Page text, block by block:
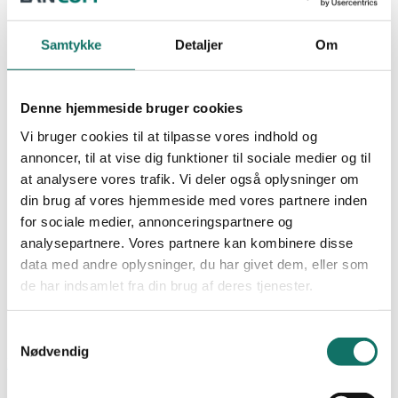
Samtykke Detaljer Om
Denne hjemmeside bruger cookies
Vi bruger cookies til at tilpasse vores indhold og
annoncer, til at vise dig funktioner til sociale medier og til
at analysere vores trafik. Vi deler også oplysninger om
din brug af vores hjemmeside med vores partnere inden
for sociale medier, annonceringspartnere og
analysepartnere. Vores partnere kan kombinere disse
data med andre oplysninger, du har givet dem, eller som
de har indsamlet fra din brug af deres tjenester.
Nødvendig
Favoritter
Bliv kunde
0,00kr. 0
ROUTER
NEXCONEC
WIFI
Undervisning
GIGA-LAN
LAN-SWITCH
LAN-RACK
POWER-LAN
Dokumentation
Cases
Viden og nyheder
Academy
Kursus og uddannelse
Certificering og garanti
Praktik og krav
Kontakt
0,00kr. 0
Min Konto